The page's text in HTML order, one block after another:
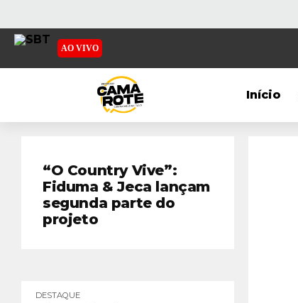
AO VIVO
Início
“O Country Vive”:
Fiduma & Jeca lançam
segunda parte do
projeto
DESTAQUE